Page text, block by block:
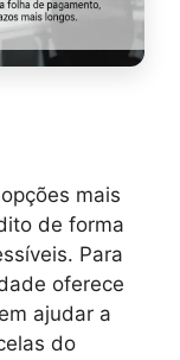
mais
de forma
Para
oferece
ajudar a
do